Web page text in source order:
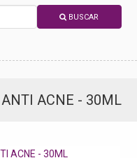
BUSCAR
ACNE - 30ML